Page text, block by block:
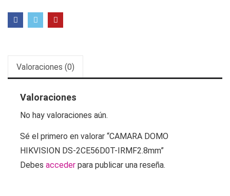
Valoraciones (0)
Valoraciones
No hay valoraciones aún.
Sé el primero en valorar “CAMARA DOMO
HIKVISION DS-2CE56D0T-IRMF2.8mm”
Debes acceder para publicar una reseña.